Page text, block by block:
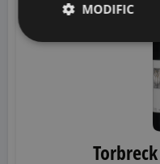
MODIFIC